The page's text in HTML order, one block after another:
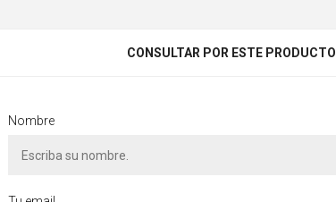
CONSULTAR POR ESTE PRODUCTO
Nombre